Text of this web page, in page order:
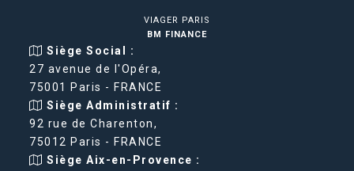
VIAGER PARIS
BM FINANCE
Siège Social :
27 avenue de l'Opéra,
75001 Paris - FRANCE
Siège Administratif :
92 rue de Charenton,
75012 Paris - FRANCE
Siège Aix-en-Provence :